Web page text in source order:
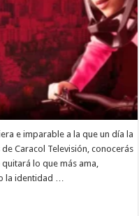
e imparable a la que un día la
Caracol Televisión, conocerás
quitará lo que más ama,
la identidad …